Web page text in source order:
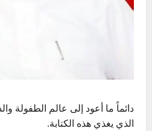
دائماً ما أعود إلى عالم الطفولة
الذي يغذي هذه الكتابة.